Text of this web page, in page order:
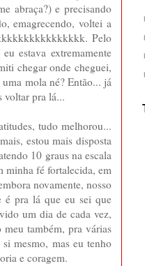
abraça?) e precisando
emagrecendo, voltei a
Pelo
estava extremamente
chegar onde cheguei,
mola né? Então... já
voltar pra lá...
tudo melhorou...
estou mais disposta
10 graus na escala
minha fé fortalecida, em
novamente, nosso
é pra lá que eu sei que
um dia de cada vez,
também, pra várias
mesmo, mas eu tenho
e coragem.